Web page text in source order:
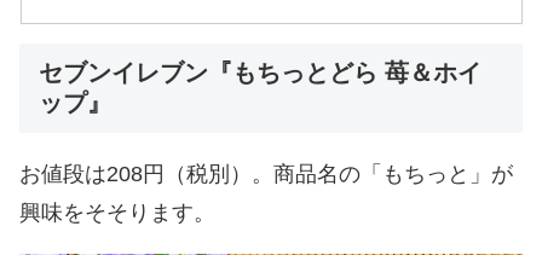
セブンイレブン『もちっとどら 苺＆ホイ
ップ』
お値段は208円（税別）。商品名の「もちっと」が
興味をそそります。